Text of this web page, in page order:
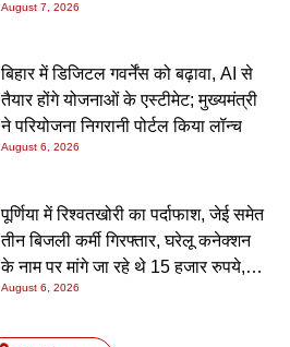
यात्रियों की लापरवाही आई सामने
August 7, 2026
बिहार में डिजिटल गवर्नेंस को बढ़ावा, AI से
तैयार होंगे योजनाओं के एस्टीमेट; मुख्यमंत्री
ने परियोजना निगरानी पोर्टल किया लॉन्च
August 6, 2026
पूर्णिया में रिश्वतखोरी का पर्दाफाश, जेई समेत
तीन बिजली कर्मी गिरफ्तार, घरेलू कनेक्शन
के नाम पर मांगे जा रहे थे 15 हजार रुपये,
निगरानी टीम ने रंगे हाथ पकड़ा
August 6, 2026